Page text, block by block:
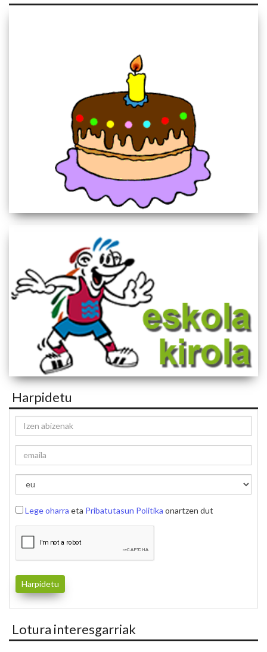
Harpidetu
Lege oharra eta Pribatutasun Politika onartzen dut
Lotura interesgarriak